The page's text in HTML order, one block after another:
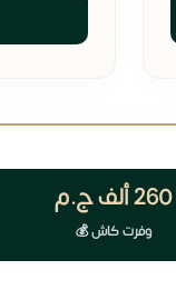
260 ألف ج.م
وفرت كاش 💰